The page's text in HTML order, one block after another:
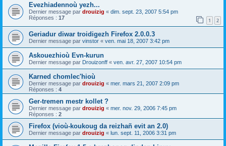
Evezhiadennoù yezh...
Dernier message par drouizig « dim. sept. 23, 2007 5:54 pm
Réponses : 17 1 2
Geriadur diwar troidigezh Firefox 2.0.0.3
Dernier message par vinstor « ven. mai 18, 2007 3:42 pm
Askouezhioù Evn-kurun
Dernier message par Drouizonff « ven. avr. 27, 2007 10:54 pm
Karned chomlec'hioù
Dernier message par drouizig « mer. mars 21, 2007 2:09 pm
Réponses : 4
Ger-tremen mestr kollet ?
Dernier message par drouizig « mer. nov. 29, 2006 7:45 pm
Réponses : 2
Firefox (vioù-koukoug da reizhañ evit an 2.0)
Dernier message par drouizig « lun. sept. 11, 2006 3:31 pm